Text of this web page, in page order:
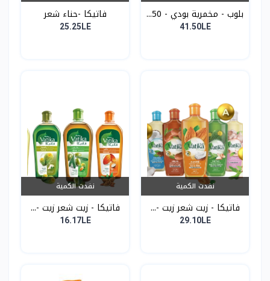
بلوب - مخمرية بودي - 50...
41.50LE
فاتيكا -حناء شعر
25.25LE
نفدت الكمية
فاتيكا - زيت شعر زيت -...
29.10LE
نفدت الكمية
فاتيكا - زيت شعر زيت -...
16.17LE